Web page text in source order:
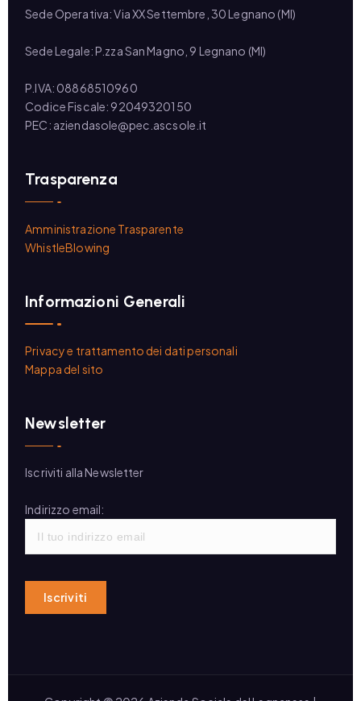
Sede Operativa: Via XX Settembre, 30 Legnano (MI)
Sede Legale: P.zza San Magno, 9 Legnano (MI)
P.IVA: 08868510960
Codice Fiscale: 92049320150
PEC: aziendasole@pec.ascsole.it
Trasparenza
Amministrazione Trasparente
WhistleBlowing
Informazioni Generali
Privacy e trattamento dei dati personali
Mappa del sito
Newsletter
Iscriviti alla Newsletter
Indirizzo email: